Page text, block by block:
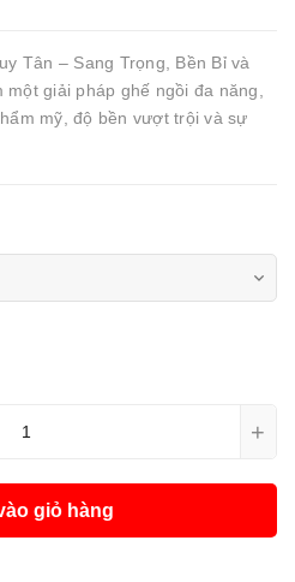
Tân – Sang Trọng, Bền Bỉ và
giải pháp ghế ngồi đa năng,
mỹ, độ bền vượt trội và sự
+
giỏ hàng